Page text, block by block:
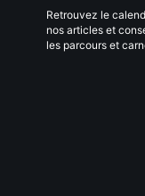
Retrouvez le
nos articles et
les parcours et